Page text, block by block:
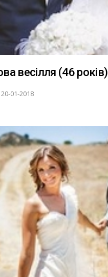
весілля (46 років)
20-01-2018